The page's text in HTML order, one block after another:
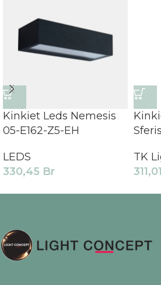
Kinkiet Leds Nemesis
05-E162-Z5-EH
LEDS
330,45 Br
TK
311,01